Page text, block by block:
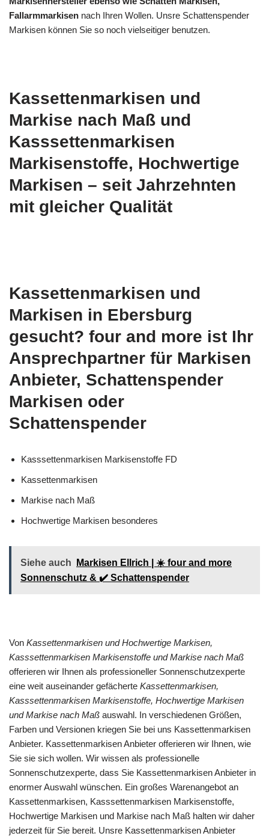
Fallarmmarkisen nach Ihren Wollen. Unsre Schattenspender
Markisen können Sie so noch vielseitiger benutzen.
Kassettenmarkisen und
Markise nach Maß und
Kasssettenmarkisen
Markisenstoffe, Hochwertige
Markisen – seit Jahrzehnten
mit gleicher Qualität
Kassettenmarkisen und
Markisen in Ebersburg
gesucht? four and more ist Ihr
Ansprechpartner für Markisen
Anbieter, Schattenspender
Markisen oder
Schattenspender
Kasssettenmarkisen Markisenstoffe FD
Kassettenmarkisen
Markise nach Maß
Hochwertige Markisen besonderes
Siehe auch
Markisen Ellrich | ☀️ four and more
Sonnenschutz & ✔️ Schattenspender
Von Kassettenmarkisen und Hochwertige Markisen,
Kasssettenmarkisen Markisenstoffe und Markise nach Maß
offerieren wir Ihnen als professioneller Sonnenschutzexperte
eine weit auseinander gefächerte Kassettenmarkisen,
Kasssettenmarkisen Markisenstoffe, Hochwertige Markisen
und Markise nach Maß auswahl. In verschiedenen Größen,
Farben und Versionen kriegen Sie bei uns Kassettenmarkisen
Anbieter. Kassettenmarkisen Anbieter offerieren wir Ihnen, wie
Sie sie sich wollen. Wir wissen als professionelle
Sonnenschutzexperte, dass Sie Kassettenmarkisen Anbieter in
enormer Auswahl wünschen. Ein großes Warenangebot an
Kassettenmarkisen, Kasssettenmarkisen Markisenstoffe,
Hochwertige Markisen und Markise nach Maß halten wir daher
jederzeit für Sie bereit. Unsre Kassettenmarkisen Anbieter